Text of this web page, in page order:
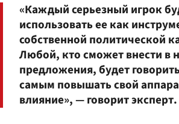
«Каждый серьезный игрок
использовать ее как
собственной политической
Любой, кто сможет внести в
предложения, будет
самым повышать свой
влияние», — говорит эксперт.